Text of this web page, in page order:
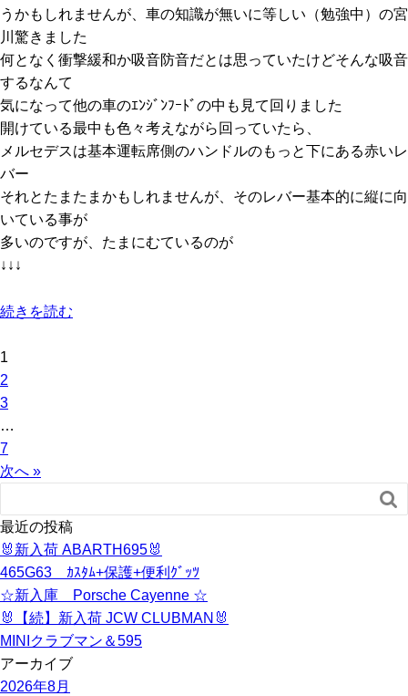
うかもしれませんが、車の知識が無いに等しい（勉強中）の宮
川驚きました
何となく衝撃緩和か吸音防音だとは思っていたけどそんな吸音
するなんて
気になって他の車のｴﾝｼﾞﾝﾌｰﾄﾞの中も見て回りました
開けている最中も色々考えながら回っていたら、
メルセデスは基本運転席側のハンドルのもっと下にある赤いレ
バー
それとたまたまかもしれませんが、そのレバー基本的に縦に向
いている事が
多いのですが、たまにむているのが
↓↓↓
続きを読む
1
2
3
…
7
次へ »

最近の投稿
🐰新入荷 ABARTH695🐰
465G63 ｶｽﾀﾑ+保護+便利ｸﾞｯﾂ
☆新入庫 Porsche Cayenne ☆
🐰【続】新入荷 JCW CLUBMAN🐰
MINIクラブマン＆595
アーカイブ
2026年8月